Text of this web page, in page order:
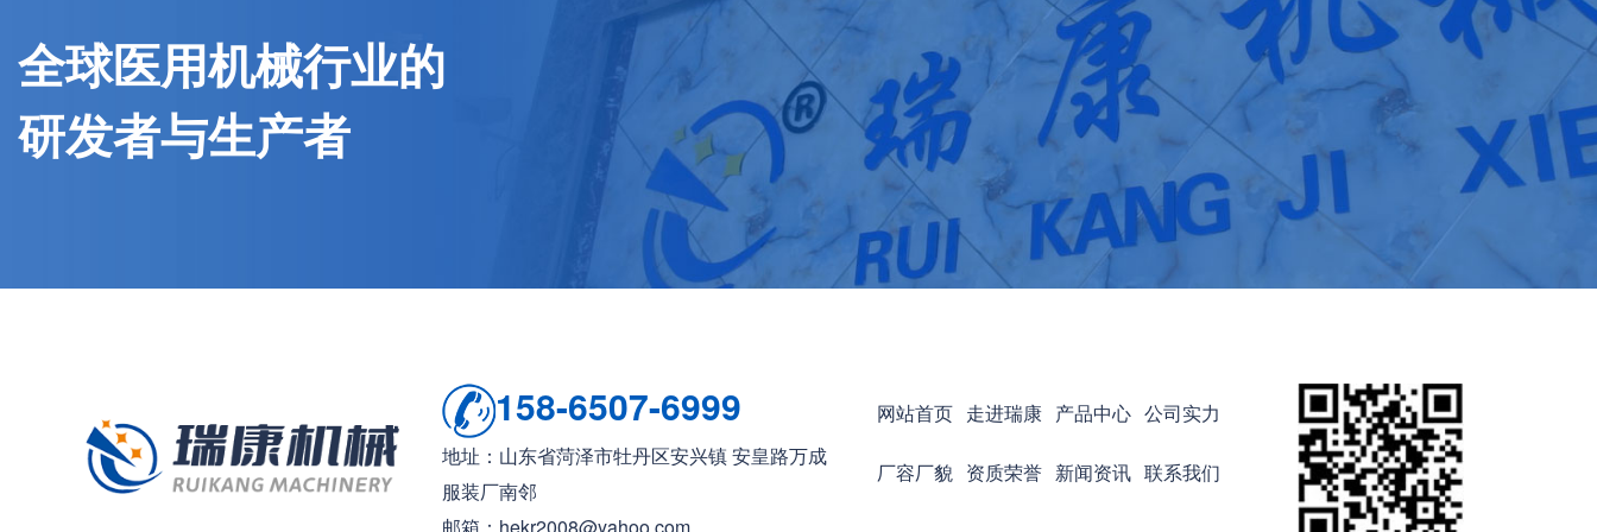
全球医用机械行业的
研发者与生产者
158-6507-6999
地址：山东省菏泽市牡丹区安兴镇 安皇路万成
服装厂南邻
网站首页 走进瑞康 产品中心 公司实力
厂容厂貌 资质荣誉 新闻资讯 联系我们